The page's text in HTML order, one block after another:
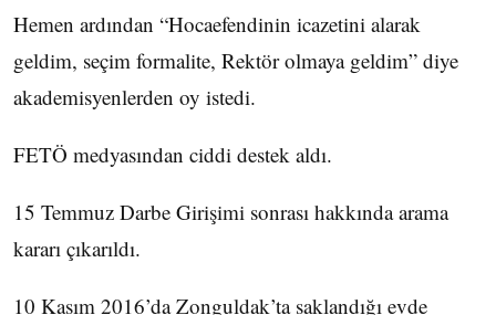
Hemen ardından “Hocaefendinin icazetini alarak
geldim, seçim formalite, Rektör olmaya geldim” diye
akademisyenlerden oy istedi.
FETÖ medyasından ciddi destek aldı.
15 Temmuz Darbe Girişimi sonrası hakkında arama
kararı çıkarıldı.
10 Kasım 2016’da Zonguldak’ta saklandığı evde